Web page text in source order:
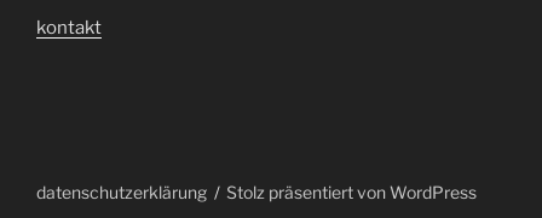
kontakt
datenschutzerklärung Stolz präsentiert von WordPress